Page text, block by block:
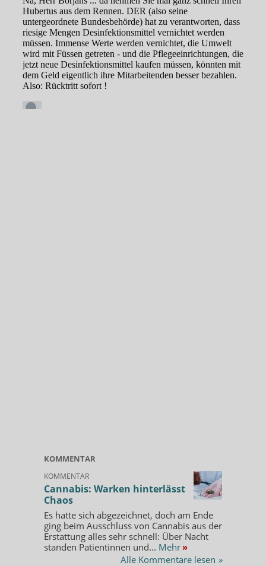
KOMMENTAR
KOMMENTAR
Cannabis: Warken hinterlässt
Chaos
Es hatte sich abgezeichnet, doch am Ende
ging beim Ausschluss von Cannabis aus der
Erstattung alles sehr schnell: Über Nacht
standen Patientinnen und... Mehr »
Alle Kommentare lesen »